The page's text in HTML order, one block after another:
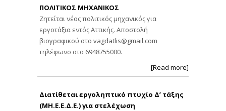
ΠΟΛΙΤΙΚΟΣ ΜΗΧΑΝΙΚΟΣ
Ζητείται νέος πολιτικός μηχανικός για
εργοτάξια εντός Αττικής. Αποστολή
βιογραφικού στο vagdatlis@gmail.com
τηλέφωνο στο 6948755000.
[Read more]
Διατίθεται εργοληπτικό πτυχίο Δ’ τάξης
(ΜΗ.Ε.Ε.Δ.Ε.) για στελέχωση